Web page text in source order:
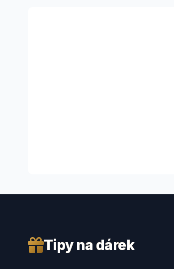
Tipy na dárek